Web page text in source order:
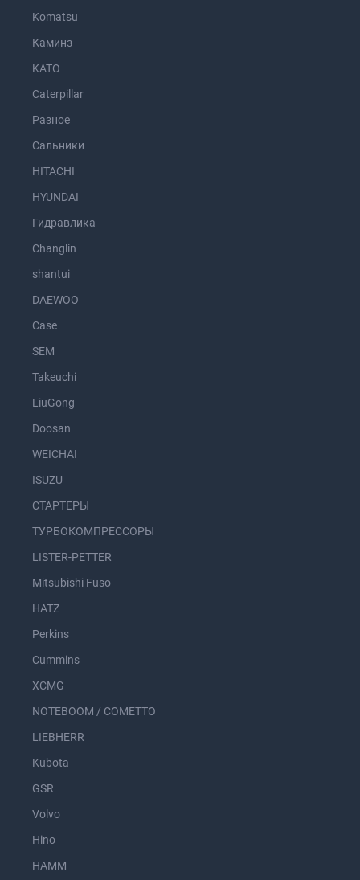
Komatsu
Каминз
KATO
Caterpillar
Разное
Сальники
HITACHI
HYUNDAI
Гидравлика
Changlin
shantui
DAEWOO
Case
SEM
Takeuchi
LiuGong
Doosan
WEICHAI
ISUZU
СТАРТЕРЫ
ТУРБОКОМПРЕССОРЫ
LISTER-PETTER
Mitsubishi Fuso
HATZ
Perkins
Cummins
XCMG
NOTEBOOM / COMETTO
LIEBHERR
Kubota
GSR
Volvo
Hino
HAMM